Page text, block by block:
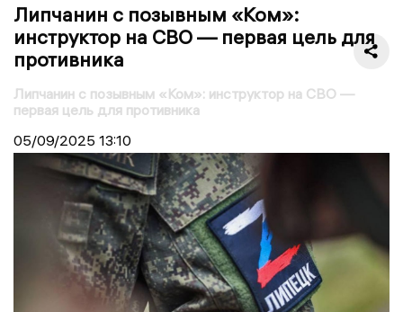
Липчанин с позывным «Ком»:
инструктор на СВО — первая цель для
противника
Липчанин с позывным «Ком»: инструктор на СВО —
первая цель для противника
05/09/2025 13:10